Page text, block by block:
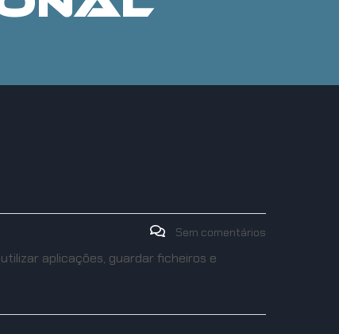
Sem comentários
aplicações, guardar ficheiros e